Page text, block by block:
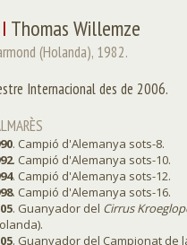
Thomas Willemze
(Holanda), 1982.
Internacional des de 2006.
. Campió d'Alemanya sots-8.
. Campió d'Alemanya sots-10.
. Campió d'Alemanya sots-12.
. Campió d'Alemanya sots-16.
. Guanyador del Cirrus
. Guanyador del Campionat de